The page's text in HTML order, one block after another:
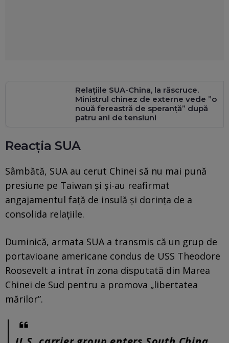
Relațiile SUA-China, la răscruce.
Ministrul chinez de externe vede ”o
nouă fereastră de speranță” după
patru ani de tensiuni
Reacția SUA
Sâmbătă, SUA au cerut Chinei să nu mai pună
presiune pe Taiwan şi şi-au reafirmat
angajamentul faţă de insulă şi dorinţa de a
consolida relaţiile.
Duminică, armata SUA a transmis că un grup de
portavioane americane condus de USS Theodore
Roosevelt a intrat în zona disputată din Marea
Chinei de Sud pentru a promova „libertatea
mărilor”.